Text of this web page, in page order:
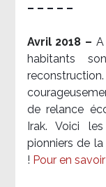
– – – – –
Avril 2018 –
habitants
de relance
Irak. Voici
pionniers de
! Pour en